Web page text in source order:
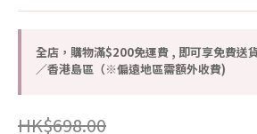
全店，購物滿$200免運費 , 即可享免費送
／香港島區（※偏遠地區需額外收費)
HK$698.00